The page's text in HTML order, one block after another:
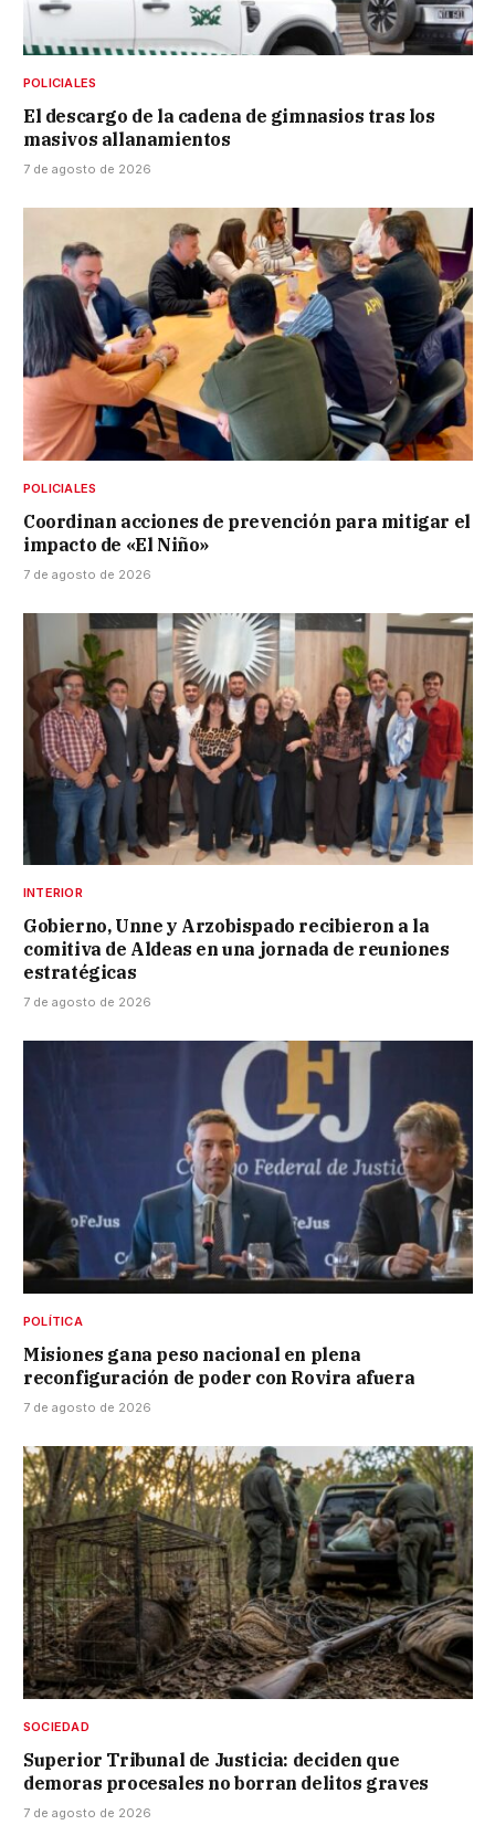
POLICIALES
El descargo de la cadena de gimnasios tras los
masivos allanamientos
7 de agosto de 2026
POLICIALES
Coordinan acciones de prevención para mitigar el
impacto de «El Niño»
7 de agosto de 2026
INTERIOR
Gobierno, Unne y Arzobispado recibieron a la
comitiva de Aldeas en una jornada de reuniones
estratégicas
7 de agosto de 2026
POLÍTICA
Misiones gana peso nacional en plena
reconfiguración de poder con Rovira afuera
7 de agosto de 2026
SOCIEDAD
Superior Tribunal de Justicia: deciden que
demoras procesales no borran delitos graves
7 de agosto de 2026